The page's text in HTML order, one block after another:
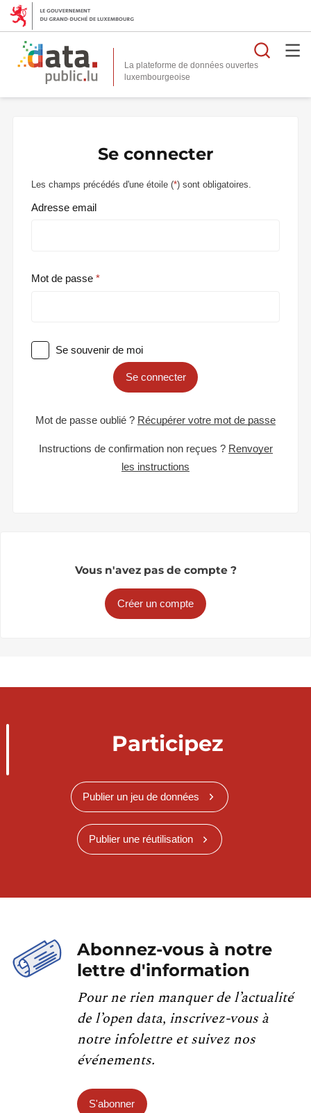
La plateforme de données ouvertes
Se connecter
Les champs précédés d'une étoile (*) sont obligatoires.
Adresse email
Mot de passe
Se souvenir de moi
Se connecter
Mot de passe oublié ? Récupérer votre mot de passe
Instructions de confirmation non reçues ? Renvoyer
les instructions
Vous n'avez pas de compte ?
Créer un compte
Participez
Publier un jeu de données
Publier une réutilisation
Abonnez-vous à notre
lettre d'information
Pour ne rien manquer de l’actualité
de l’open data, inscrivez-vous à
notre infolettre et suivez nos
événements.
S'abonner